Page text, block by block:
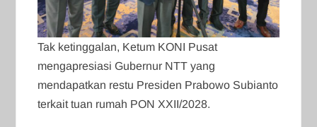
Tak ketinggalan, Ketum KONI Pusat
mengapresiasi Gubernur NTT yang
mendapatkan restu Presiden Prabowo Subianto
terkait tuan rumah PON XXII/2028.